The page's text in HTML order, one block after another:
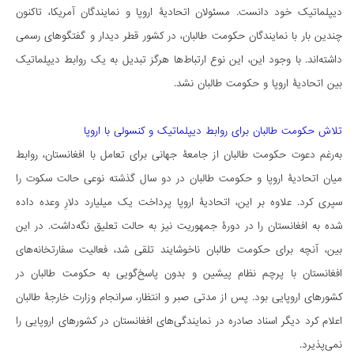
دیپلماتیک خود دانست. مسئولان اتحادیۀ اروپا و نمایندگان آمریکا، تاکنون
چندین بار با نمایندگان حکومت طالبان، در کشور قطر دیدار و گفتگوهای رسمی
داشته‌اند. با وجود این، این نوع ارتباط‌ها هرگز تبدیل به یک روابط دیپلماتیک
بین اتحادیۀ اروپا و حکومت طالبان نشد.
تلاش حکومت طالبان برای روابط دیپلماتیک و کنسولی با اروپا
به‌رغم دعوت حکومت طالبان از جامعۀ جهانی برای تعامل با افغانستان، روابط
میان اتحادیۀ اروپا و حکومت طالبان در دو سال گذشته نوعی حالت سکوت را
سپری کرد. علاوه بر این، اتحادیۀ اروپا پرداخت یک میلیارد دلارِ وعده داده
شده به افغانستان را در دورۀ جمهوریت نیز به حالت تعلیق نگه‌داشت. در این
بین، آنچه برای حکومت طالبان ناخوشایند تلقی شد، فعالیت سفارتخانه‌های
افغانستان با پرچم نظام پیشین و بدون پاسخ‌گویی به حکومت طالبان در
کشورهای اروپایی بود. پس از مدتی صبر و انتظار، سرانجام وزارت خارجۀ طالبان
اعلام کرد دیگر اسناد صادره در نمایندگی‌های افغانستان در کشورهای اروپایی را
نمی‌پذیرد.